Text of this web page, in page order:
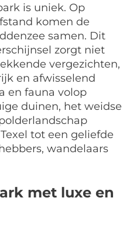
is uniek. Op
komen de
samen. Dit
zorgt niet
vergezichten,
en afwisselend
en fauna volop
duinen, het weidse
tot een geliefde
wandelaars
met luxe en